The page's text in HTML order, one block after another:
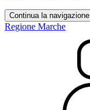
Continua la navigazione
Regione Marche